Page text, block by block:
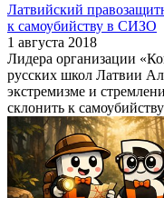
Латвийский
к самоубийству в СИЗО
1 августа 2018
Лидера организации
русских школ Латвии
экстремизме и
склонить к